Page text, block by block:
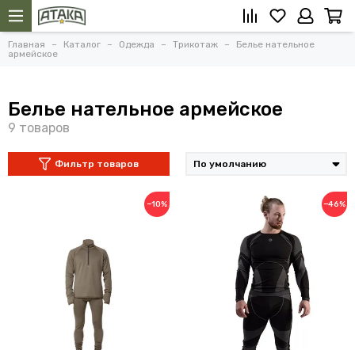
Главная Каталог Одежда Трикотаж
Белье нательное
армейское
Белье нательное армейское
Фильтр товаров
−10% −46%